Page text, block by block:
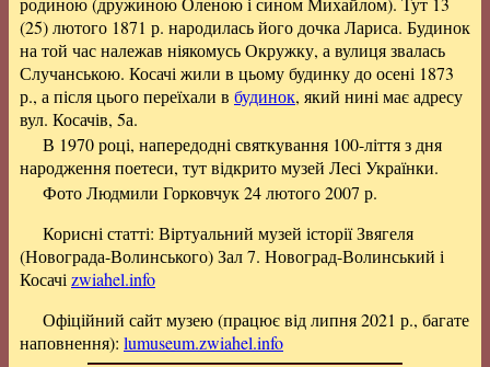
(25) лютого 1871 р. народилась його дочка Лариса. Будинок
на той час належав ніякомусь Окружку, а вулиця звалась
Случанською. Косачі жили в цьому будинку до осені 1873
р., а після цього переїхали в будинок, який нині має адресу
вул. Косачів, 5а.
В 1970 році, напередодні святкування 100-ліття з дня
народження поетеси, тут відкрито музей Лесі Українки.
Фото Людмили Горковчук 24 лютого 2007 р.
Корисні статті: Віртуальний музей історії Звягеля
(Новограда-Волинського) Зал 7. Новоград-Волинський і
Косачі zwiahel.info
Офіційний сайт музею (працює від липня 2021 р., багате
наповнення): lumuseum.zwiahel.info